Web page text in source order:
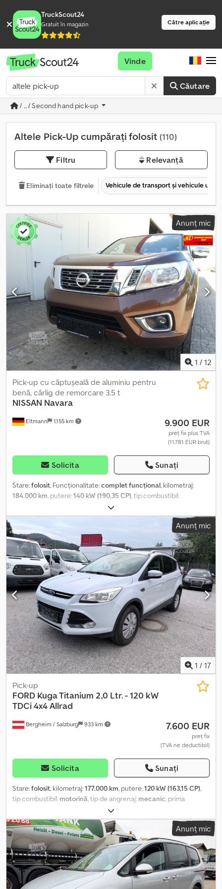
TruckScout24
Gratuit în magazin Către aplicație
Căutare
Vinde
/ ... / Second hand pick-up
Altele Pick-Up cumpărați folosit (110)
Filtru Relevanță
Eliminați toate filtrele Vehicule de transport şi vehicule
Anunț mic
1 / 12
Eltmann 1.155 km
Pick-up cu căptușeală de aluminiu pentru
benă, cârlig de remorcare 3,5 t
NISSAN Navara
9.900 EUR
preț fix plus TVA
(11.781 EUR brut)
Solicita Sunați
Stare:folosit, Funcționalitate:complet funcțional, kilometraj:
184.000 km, putere:140 kW (190,35 CP), tip combustibil:
mecanic
totală:2.065 kg, greutatea goală:2.065 kg, prima înmatriculare:
06/2018
, clasă de emisii:
Euro 6, culoare: , suspensie:
, dimensiunea anvelopei:
255/60 R18, număr de locuri:5, numărul de proprietari anteriori:2,
An de fabricație:2018, număr mașină/vehicul:
VSSKCTND23U0098078, Dotări:airbag, anvelope all-season,
blocare diferențial, filtru de particule, sistem de navigație,
tracțiune integrală, înmatriculare camion , Autoturism second-
hand cu aproximativ 185.000 km. Motor de 2,3 litri, cu 4 cilindri și
140 kW. Crjdpfx Aozr H T Ssivof Anvelope cu grad de uzură de 75
%. Cârlig de remorcare – capacitate de 3.500 kg. Protecție
pentru bena de încărcare, din aluminiu.
Anunț mic
1 / 17
Bergheim / Salzburg 933 km
Pick-up
FORD Kuga Titanium 2,0 Ltr. - 120 kW
TDCi 4x4 Allrad
7.600 EUR
preț fix
(TVA ne deductibil)
Solicita Sunați
Stare:folosit, kilometraj:177.000 km, putere:120 kW (163,15 CP),
tip combustibil: motorină , tip de angrenaj: mecanic , prima
, clasă de emisii:
de locuri:5, Dotări:ABS, aer condiționat, filtru de particule,
program electronic de stabilitate (ESP), sistem de imobilizare,
sistem de navigație, tracțiune integrală, închidere centralizată,
încălzitor staționar, Nr. intern: FIN: WF0AXXWPMADM28160 Ford
Kuga 2,0 TDCi – 120 kW / 163 CP * 5 locuri * Cutie de viteze
manuală * Tapițerie parțială din piele * Climatizare automată pe
două zone * Sistem de navigație Ford SD cu Ford SYNC * Radio
Anunț mic